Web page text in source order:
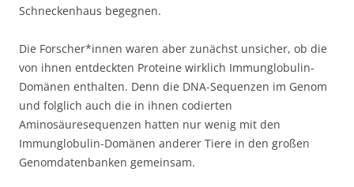
Schneckenhaus begegnen.
Die Forscher*innen waren aber zunächst unsicher, ob die
von ihnen entdeckten Proteine wirklich Immunglobulin-
Domänen enthalten. Denn die DNA-Sequenzen im Genom
und folglich auch die in ihnen codierten
Aminosäuresequenzen hatten nur wenig mit den
Immunglobulin-Domänen anderer Tiere in den großen
Genomdatenbanken gemeinsam.